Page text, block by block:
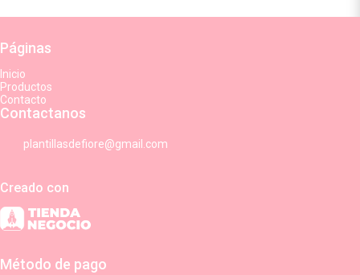
Páginas
Inicio
Productos
Contacto
Contactanos
plantillasdefiore@gmail.com
Creado con
Método de pago